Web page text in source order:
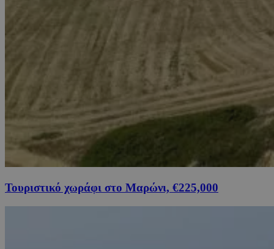
Τουριστικό χωράφι στο Μαρώνι, €225,000